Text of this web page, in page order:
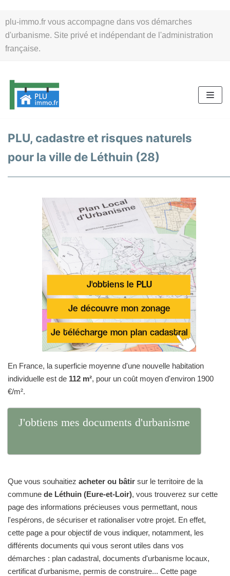
plu-immo.fr vous accompagne dans vos démarches
d'urbanisme. Site privé et indépendant de l'administration
française.
au
contenu
PLU, cadastre et risques naturels
pour la ville de Léthuin (28)
En France, la superficie moyenne d'une nouvelle habitation
individuelle est de 112 m², pour un coût moyen d'environ 1900
€/m².
J'obtiens mes documents d'urbanisme
Que vous souhaitiez acheter ou bâtir sur le territoire de la
commune de Léthuin (Eure-et-Loir), vous trouverez sur cette
page des informations précieuses vous permettant, nous
l'espérons, de sécuriser et rationaliser votre projet. En effet,
cette page a pour objectif de vous indiquer, notamment, les
différents documents qui vous seront utiles dans vos
démarches : plan cadastral, documents d'urbanisme locaux,
certificat d'urbanisme, permis de construire... Cette page